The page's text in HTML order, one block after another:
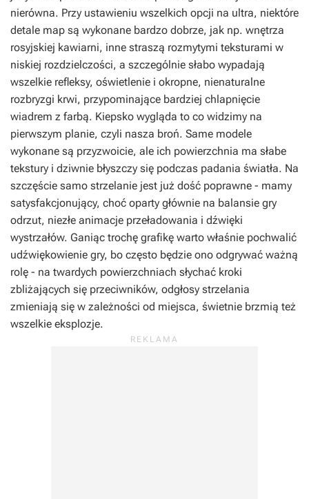
nierówna. Przy ustawieniu wszelkich opcji na ultra, niektóre
detale map są wykonane bardzo dobrze, jak np. wnętrza
rosyjskiej kawiarni, inne straszą rozmytymi teksturami w
niskiej rozdzielczości, a szczególnie słabo wypadają
wszelkie refleksy, oświetlenie i okropne, nienaturalne
rozbryzgi krwi, przypominające bardziej chlapnięcie
wiadrem z farbą. Kiepsko wygląda to co widzimy na
pierwszym planie, czyli nasza broń. Same modele
wykonane są przyzwoicie, ale ich powierzchnia ma słabe
tekstury i dziwnie błyszczy się podczas padania światła. Na
szczęście samo strzelanie jest już dość poprawne - mamy
satysfakcjonujący, choć oparty głównie na balansie gry
odrzut, niezłe animacje przeładowania i dźwięki
wystrzałów. Ganiąc trochę grafikę warto właśnie pochwalić
udźwiękowienie gry, bo często będzie ono odgrywać ważną
rolę - na twardych powierzchniach słychać kroki
zbliżających się przeciwników, odgłosy strzelania
zmieniają się w zależności od miejsca, świetnie brzmią też
wszelkie eksplozje.